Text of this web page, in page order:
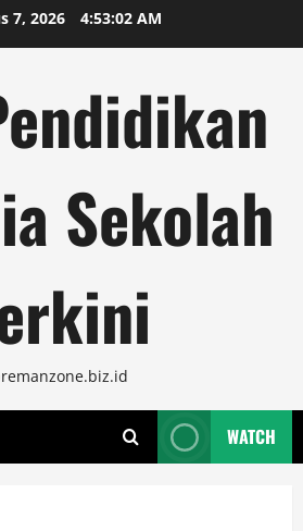
7, 2026 4:53:03 AM
Sekolah
WATCH